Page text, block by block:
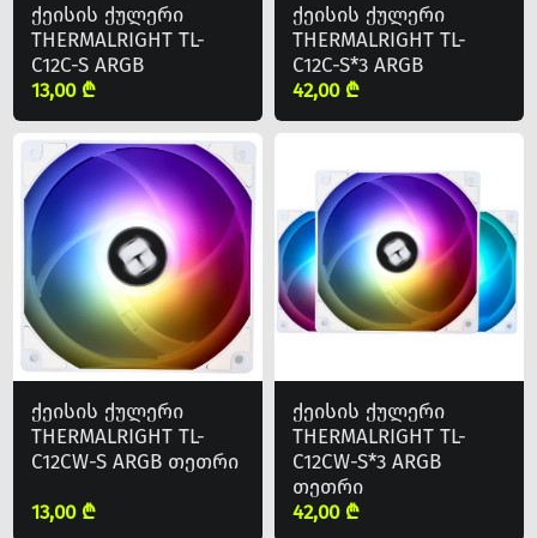
ქეისის ქულერი
THERMALRIGHT TL-
C12C-S ARGB
13,00 ₾
ქეისის ქულერი
THERMALRIGHT TL-
C12C-S*3 ARGB
42,00 ₾
ქეისის ქულერი
THERMALRIGHT TL-
C12CW-S ARGB თეთრი
13,00 ₾
ქეისის ქულერი
THERMALRIGHT TL-
C12CW-S*3 ARGB
თეთრი
42,00 ₾